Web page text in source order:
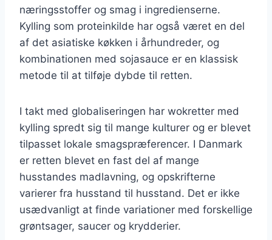
næringsstoffer og smag i ingredienserne.
Kylling som proteinkilde har også været en del
af det asiatiske køkken i århundreder, og
kombinationen med sojasauce er en klassisk
metode til at tilføje dybde til retten.
I takt med globaliseringen har wokretter med
kylling spredt sig til mange kulturer og er blevet
tilpasset lokale smagspræferencer. I Danmark
er retten blevet en fast del af mange
husstandes madlavning, og opskrifterne
varierer fra husstand til husstand. Det er ikke
usædvanligt at finde variationer med forskellige
grøntsager, saucer og krydderier.